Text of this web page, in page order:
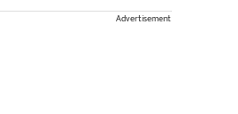
Advertisement